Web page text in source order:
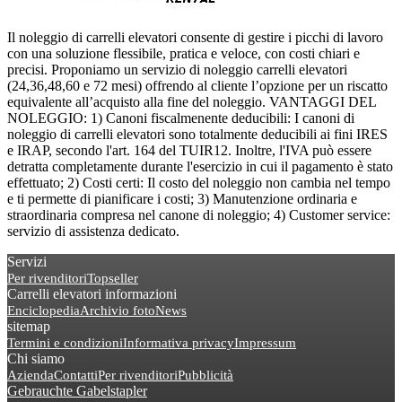
​Il noleggio di carrelli elevatori consente di gestire i picchi di lavoro
con una soluzione flessibile, pratica e veloce, con costi chiari e
precisi. Proponiamo un servizio di noleggio carrelli elevatori
(24,36,48,60 e 72 mesi) offrendo al cliente l’opzione per un riscatto
equivalente all’acquisto alla fine del noleggio. VANTAGGI DEL
NOLEGGIO: 1) Canoni fiscalmenente deducibili: I canoni di
noleggio di carrelli elevatori sono totalmente deducibili ai fini IRES
e IRAP, secondo l'art. 164 del TUIR12. Inoltre, l'IVA può essere
detratta completamente durante l'esercizio in cui il pagamento è stato
effettuato; 2) Costi certi: Il costo del noleggio non cambia nel tempo
e ti permette di pianificare i costi; 3) Manutenzione ordinaria e
straordinaria compresa nel canone di noleggio; 4) Customer service:
servizio di assistenza dedicato.
Servizi
Per rivenditoriTopseller
Carrelli elevatori informazioni
EnciclopediaArchivio fotoNews
sitemap
Termini e condizioniInformativa privacyImpressum
Chi siamo
AziendaContattiPer rivenditoriPubblicità
Gebrauchte Gabelstapler